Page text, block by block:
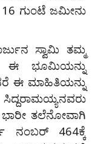
ಗುಂಟೆ ಜಮೀನು
ಸ್ವಾಮಿ ತಮ್ಮ
ಈ ಭೂಮಿಯನ್ನು
ಈ ಮಾಹಿತಿಯನ್ನು
ತಲೆನೋವಾಗಿ
464ಕ್ಕೆ